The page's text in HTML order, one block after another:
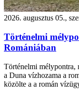
2026. augusztus 05.,
Történelmi
Romániában
Történelmi mélypontra,
a Duna vízhozama a
közölte a a román